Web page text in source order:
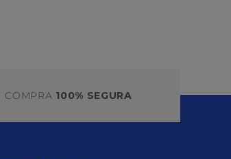
COMPRA 100% SEGURA